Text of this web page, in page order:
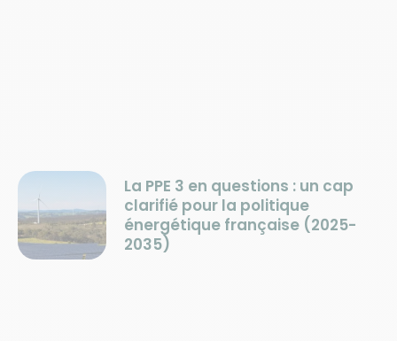
La PPE 3 en questions : un cap
clarifié pour la politique
énergétique française (2025-
2035)